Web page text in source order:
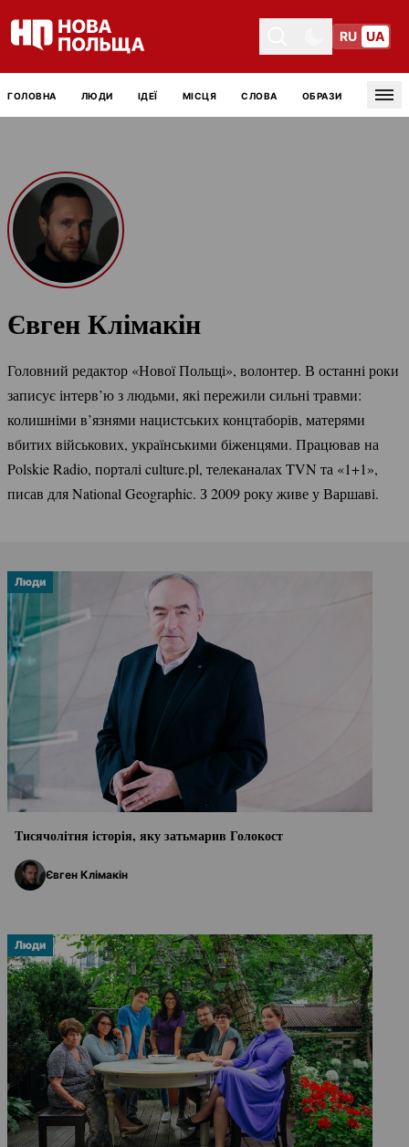
Toggle themeToggle theme
RU UA
ГОЛОВНА ЛЮДИ ІДЕЇ МІСЦЯ СЛОВА ОБРАЗИ
Євген Клімакін
Головний редактор «Нової Польщі», волонтер. В останні роки
записує інтерв’ю з людьми, які пережили сильні травми:
колишніми в’язнями нацистських концтаборів, матерями
вбитих військових, українськими біженцями. Працював на
Polskie Radio, порталі culture.pl, телеканалах TVN та «1+1»,
писав для National Geographic. З 2009 року живе у Варшаві.
Люди
Тисячолітня історія, яку затьмарив Голокост
Євген Клімакін
Люди